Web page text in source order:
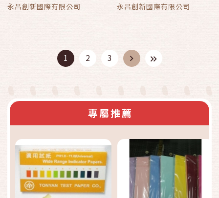
永昌創新國際有限公司 永昌創新國際有限公司
1 2 3
專屬推薦